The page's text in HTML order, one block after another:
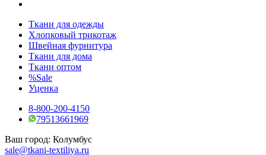
Ткани для одежды
Хлопковый трикотаж
Швейная фурнитура
Ткани для дома
Ткани оптом
%Sale
Уценка
8-800-200-4150
79513661969
Ваш город: Колумбус
sale@tkani-textiliya.ru